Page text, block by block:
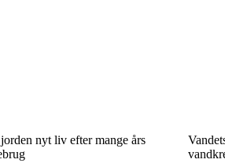
nyt liv efter mange års